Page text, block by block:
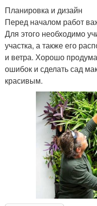
Планировка и дизайн
Перед началом работ
Для этого необходимо
участка, а также его
и ветра. Хорошо
ошибок и сделать сад
красивым.